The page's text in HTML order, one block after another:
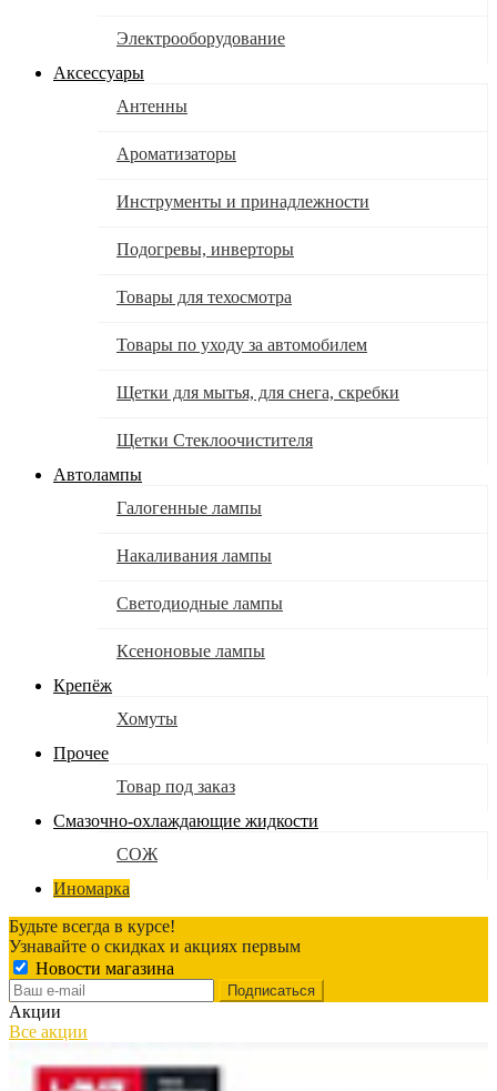
Электрооборудование
Аксессуары
Антенны
Ароматизаторы
Инструменты и принадлежности
Подогревы, инверторы
Товары для техосмотра
Товары по уходу за автомобилем
Щетки для мытья, для снега, скребки
Щетки Стеклоочистителя
Автолампы
Галогенные лампы
Накаливания лампы
Светодиодные лампы
Ксеноновые лампы
Крепёж
Хомуты
Прочее
Товар под заказ
Смазочно-охлаждающие жидкости
СОЖ
Иномарка
Будьте всегда в курсе!
Узнавайте о скидках и акциях первым
Новости магазина
Акции
Все акции